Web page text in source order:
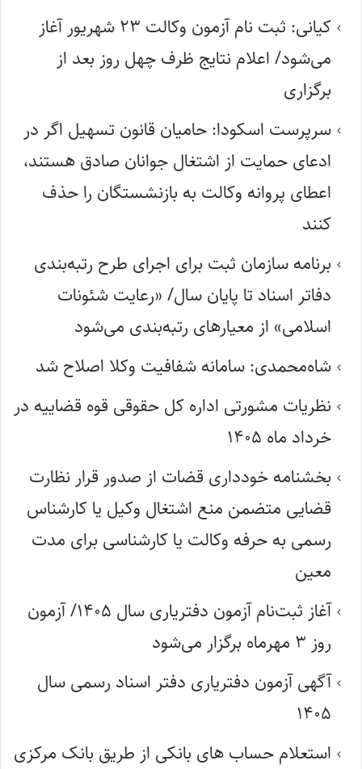
کیانی: ثبت نام آزمون وکالت ۲۳ شهریور آغاز
می‌شود/ اعلام نتایج ظرف چهل روز بعد از
برگزاری
سرپرست اسکودا: حامیان قانون تسهیل اگر در
ادعای حمایت از اشتغال جوانان صادق هستند،
اعطای پروانه وکالت به بازنشستگان را حذف
کنند
برنامه سازمان ثبت برای اجرای طرح رتبه‌بندی
دفاتر اسناد تا پایان سال/ «رعایت شئونات
اسلامی» از معیارهای رتبه‌بندی می‌شود
شاه‌محمدی: سامانه شفافیت وکلا اصلاح شد
نظریات مشورتی اداره کل حقوقی قوه قضاییه در
خرداد ماه ۱۴۰۵
بخشنامه خودداری قضات از صدور قرار نظارت
قضایی متضمن منع اشتغال وکیل یا کارشناس
رسمی به حرفه وکالت یا کارشناسی برای مدت
معین
آغاز ثبت‌نام آزمون دفتریاری سال ۱۴۰۵/ آزمون
روز ۳ مهرماه برگزار می‌شود
آگهی آزمون دفتریاری دفتر اسناد رسمی سال
۱۴۰۵
استعلام حساب های بانکی از طریق بانک مرکزی